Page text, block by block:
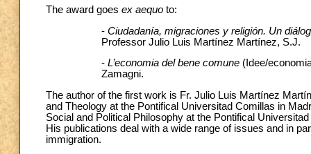
The award goes ex aequo to:
- Ciudadanía, migraciones y religión. Un
Professor Julio Luis Martínez Martínez, S.J.
- L’economia del bene comune (Idee/
Zamagni.
The author of the first work is Fr. Julio Luis Martínez
and Theology at the Pontifical Universitad Comillas in
Social and Political Philosophy at the Pontifical
His publications deal with a wide range of issues and in
immigration.